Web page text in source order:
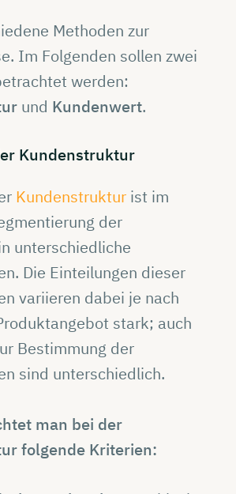
Methoden zur
Im Folgenden sollen zwei
werden:
und Kundenwert.
Kundenstruktur
Kundenstruktur ist im
der
unterschiedliche
Die Einteilungen dieser
variieren dabei je nach
stark; auch
Bestimmung der
sind unterschiedlich.
man bei der
folgende Kriterien: